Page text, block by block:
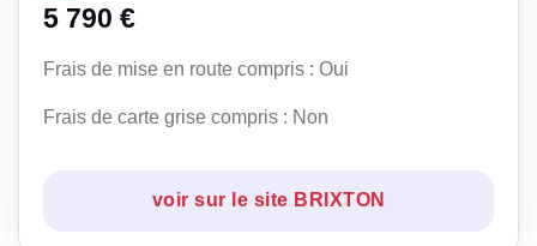
5 790 €
Frais de mise en route compris : Oui
Frais de carte grise compris : Non
voir sur le site BRIXTON